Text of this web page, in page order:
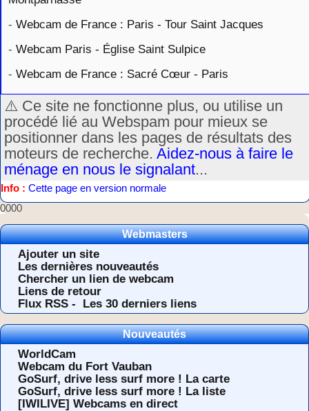
- Webcam de France : Paris - Tour Saint Jacques
- Webcam Paris - Église Saint Sulpice
- Webcam de France : Sacré Cœur - Paris
⚠️ Ce site ne fonctionne plus, ou utilise un
procédé lié au Webspam pour mieux se
positionner dans les pages de résultats des
moteurs de recherche. Aidez-nous à faire le
ménage en nous le signalant...
Info : Cette page en version normale
0000
Webmasters
Ajouter un site
Les dernières nouveautés
Chercher un lien de webcam
Liens de retour
Flux RSS -
Les 30 derniers liens
Nouveautés
WorldCam
Webcam du Fort Vauban
GoSurf, drive less surf more ! La carte
GoSurf, drive less surf more ! La liste
[IWILIVE] Webcams en direct